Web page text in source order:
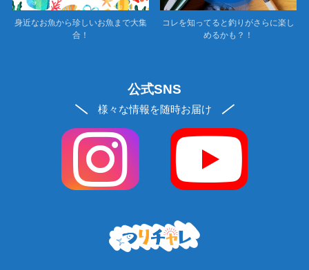
身近なお魚から珍しいお魚まで大集
合！
コレを知ってると釣りがさらに楽し
めるかも？！
公式SNS
様々な情報を随時お届け